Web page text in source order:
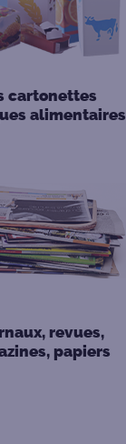
cartonettes
alimentaires
revues,
papiers